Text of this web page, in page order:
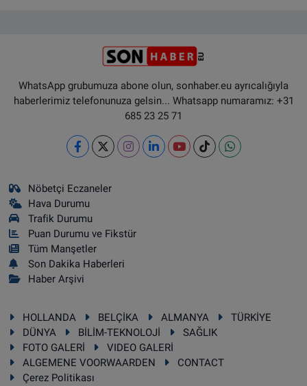
WhatsApp grubumuza abone olun, sonhaber.eu ayrıcalığıyla
haberlerimiz telefonunuza gelsin... Whatsapp numaramız: +31
685 23 25 71
Nöbetçi Eczaneler
Hava Durumu
Trafik Durumu
Puan Durumu ve Fikstür
Tüm Manşetler
Son Dakika Haberleri
Haber Arşivi
HOLLANDA BELÇİKA ALMANYA
TÜRKİYE
DÜNYA
BİLİM-TEKNOLOJİ
SAĞLIK
FOTO GALERİ
VIDEO GALERİ
ALGEMENE VOORWAARDEN
CONTACT
Çerez Politikası